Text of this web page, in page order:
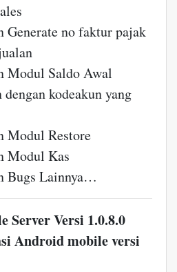
Generate no faktur pajak
Modul Saldo Awal
kodeakun yang
Modul Restore
Modul Kas
Bugs Lainnya…
Server Versi 1.0.8.0
Android mobile versi